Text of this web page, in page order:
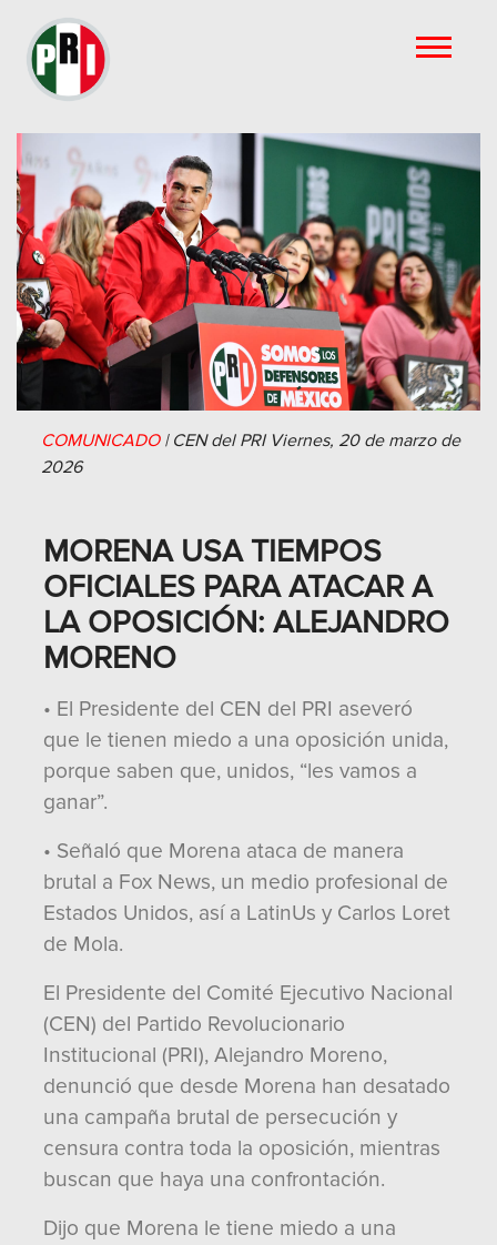
COMUNICADO| CEN del PRI Viernes, 20 de marzo de
2026
MORENA USA TIEMPOS
OFICIALES PARA ATACAR A
LA OPOSICIÓN: ALEJANDRO
MORENO
• El Presidente del CEN del PRI aseveró
que le tienen miedo a una oposición unida,
porque saben que, unidos, “les vamos a
ganar”.
• Señaló que Morena ataca de manera
brutal a Fox News, un medio profesional de
Estados Unidos, así a LatinUs y Carlos Loret
de Mola.
El Presidente del Comité Ejecutivo Nacional
(CEN) del Partido Revolucionario
Institucional (PRI), Alejandro Moreno,
denunció que desde Morena han desatado
una campaña brutal de persecución y
censura contra toda la oposición, mientras
buscan que haya una confrontación.
Dijo que Morena le tiene miedo a una